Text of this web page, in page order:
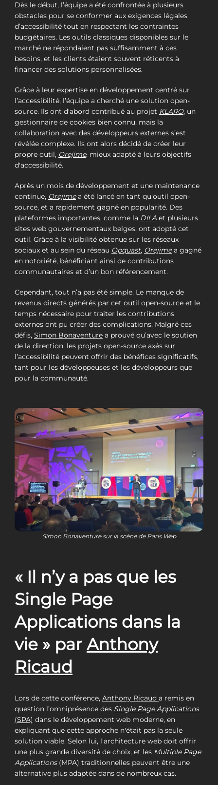
Dès le début, l’équipe a été confrontée à plusieurs
obstacles pour se conformer aux exigences légales
d’accessibilité tout en respectant les contraintes
budgétaires. Les outils classiques disponibles sur le
marché ne répondaient pas suffisamment à ces
besoins, et les clients étaient souvent réticents à
financer des solutions personnalisées.
Grâce à leur expertise en développement centré sur
l’accessibilité, l’équipe a cherché une solution open-
source. Ils ont d'abord contribué au projet KLARO, un
gestionnaire de cookies bien connu, mais la
collaboration avec des développeurs externes s’est
révélée complexe. Ils ont alors décidé de créer leur
propre outil, Orejime, mieux adapté à leurs objectifs
d'accessibilité.
Après un mois de développement et une maintenance
continue, Orejimea été lancé en tant qu'outil open-
source, et a rapidement gagné en popularité. Des
plateformes importantes, comme la DILA et plusieurs
sites web gouvernementaux belges, ont adopté cet
outil. Grâce à la visibilité obtenue sur les réseaux
sociaux et au sein du réseau Opquast, Orejimea gagné
en notoriété, bénéficiant ainsi de contributions
communautaires et d’un bon référencement.
Cependant, tout n’a pas été simple. Le manque de
revenus directs générés par cet outil open-source et le
temps nécessaire pour traiter les contributions
externes ont pu créer des complications. Malgré ces
défis, Simon Bonaventure a prouvé qu’avec le soutien
de la direction, les projets open-source axés sur
l’accessibilité peuvent offrir des bénéfices significatifs,
tant pour les développeuses et les développeurs que
pour la communauté.
Simon Bonaventure sur la scène de Paris Web
« Il n’y a pas que les
Single Page
Applications dans la
vie » par Anthony
Ricaud
Lors de cette conférence, Anthony Ricaud a remis en
question l’omniprésence des Single Page Applications
(SPA) dans le développement web moderne, en
expliquant que cette approche n'était pas la seule
solution viable. Selon lui, l'architecture web doit offrir
une plus grande diversité de choix, et les Multiple Page
Applications(MPA) traditionnelles peuvent être une
alternative plus adaptée dans de nombreux cas.